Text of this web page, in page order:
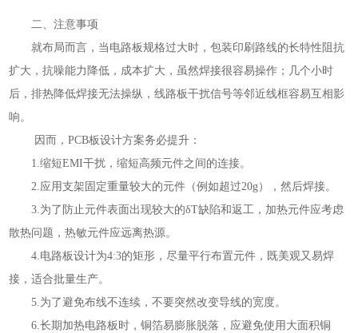
二、注意事项
就布局而言，当电路板规格过大时，包装印刷路线的长特性阻抗
扩大，抗噪能力降低，成本扩大，虽然焊接很容易操作；几个小时
后，排热降低焊接无法操纵，线路板干扰信号等邻近线框容易互相影
响。
因而，PCB板设计方案务必提升：
1.缩短EMI干扰，缩短高频元件之间的连接。
2.应用支架固定重量较大的元件（例如超过20g），然后焊接。
3.为了防止元件表面出现较大的δT缺陷和返工，加热元件应考虑
散热问题，热敏元件应远离热源。
4.电路板设计为4:3的矩形，尽量平行布置元件，既美观又易焊
接，适合批量生产。
5.为了避免布线不连续，不要突然改变导线的宽度。
6.长期加热电路板时，铜箔易膨胀脱落，应避免使用大面积铜